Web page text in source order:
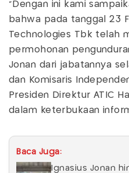
"Dengan ini kami
bahwa pada tanggal 23
Technologies Tbk telah
permohonan
Jonan dari jabatannya
dan Komisaris
Presiden Direktur ATIC
dalam keterbukaan
Baca Juga:
Ignasius Jonan